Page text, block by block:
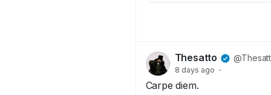
Thesatto
8 days ago ·
Carpe diem.